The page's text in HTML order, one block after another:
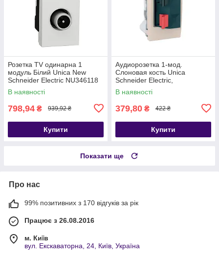
Розетка TV одинарна 1
модуль Білий Unica New
Schneider Electric NU346118
В наявності
798,94 ₴ 939,92 ₴
Купити
Аудиорозетка 1-мод.
Слоновая кость Unica
Schneider Electric,
MGU3.487.25
В наявності
379,80 ₴ 422 ₴
Купити
Показати ще
Про нас
99% позитивних з 170 відгуків за рік
Працює з 26.08.2016
м. Київ
вул. Екскаваторна, 24, Київ, Україна